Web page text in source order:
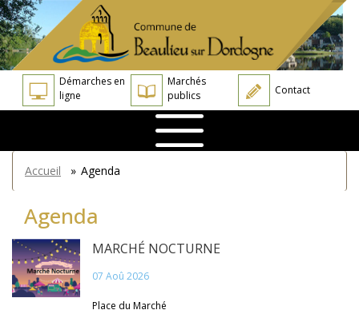
Aller
au
contenu
principal
Démarches en
ligne
Marchés
publics
Contact
You
are
here
Accueil » Agenda
Agenda
MARCHÉ NOCTURNE
07 Aoû 2026
Place du Marché
Panneau de gestion des cookies